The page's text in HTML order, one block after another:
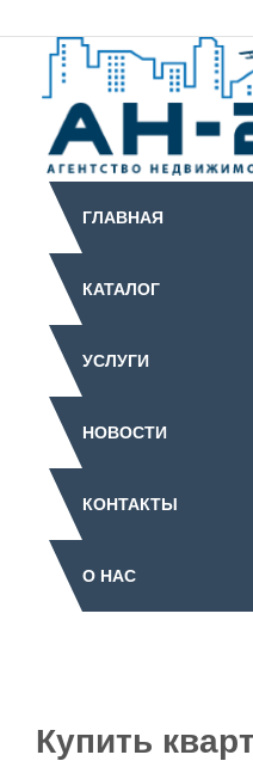
ГЛАВНАЯ
КАТАЛОГ
УСЛУГИ
НОВОСТИ
КОНТАКТЫ
О НАС
Купить